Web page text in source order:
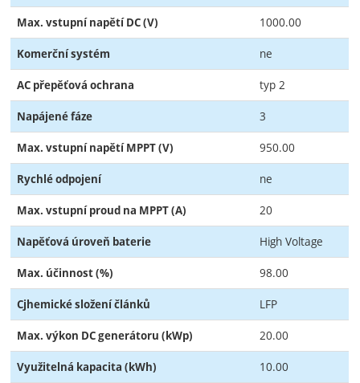
Max. vstupní napětí DC (V) 1000.00
Komerční systém ne
AC přepěťová ochrana typ 2
Napájené fáze 3
Max. vstupní napětí MPPT (V) 950.00
Rychlé odpojení ne
Max. vstupní proud na MPPT (A) 20
Napěťová úroveň baterie High Voltage
Max. účinnost (%) 98.00
Cjhemické složení článků LFP
Max. výkon DC generátoru (kWp) 20.00
Využitelná kapacita (kWh) 10.00